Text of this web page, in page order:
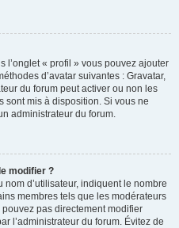
l’onglet « profil » vous pouvez ajouter
d’avatar suivantes : Gravatar,
du forum peut activer ou non les
sont mis à disposition. Si vous ne
administrateur du forum.
modifier ?
d’utilisateur, indiquent le nombre
membres tels que les modérateurs
pas directement modifier
l’administrateur du forum. Évitez de